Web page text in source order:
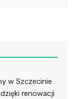
w Szczecinie
renowacji